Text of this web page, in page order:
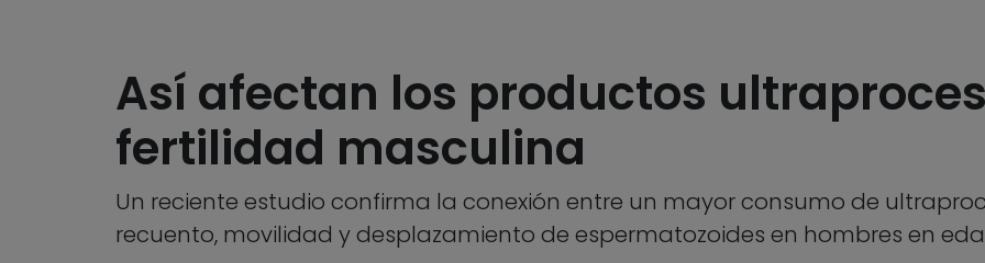
Así afectan los productos
fertilidad masculina
Un reciente estudio confirma la conexión entre un mayor consumo de
recuento, movilidad y desplazamiento de espermatozoides en hombres en